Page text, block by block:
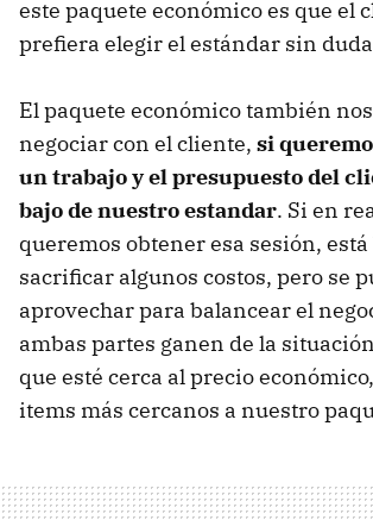
este paquete económico es que el
prefiera elegir el estándar sin
El paquete económico también
negociar con el cliente, si
un trabajo y el presupuesto del
bajo de nuestro estandar. Si en
queremos obtener esa sesión,
sacrificar algunos costos, pero se
aprovechar para balancear el
ambas partes ganen de la
que esté cerca al precio
items más cercanos a nuestro